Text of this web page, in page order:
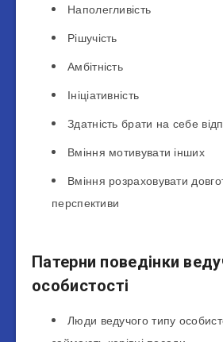
Наполегливість
Рішучість
Амбітність
Ініціативність
Здатність брати на себе
Вміння мотивувати інших
Вміння розраховувати
перспективи
Патерни поведінки
особистості
Люди ведучого типу